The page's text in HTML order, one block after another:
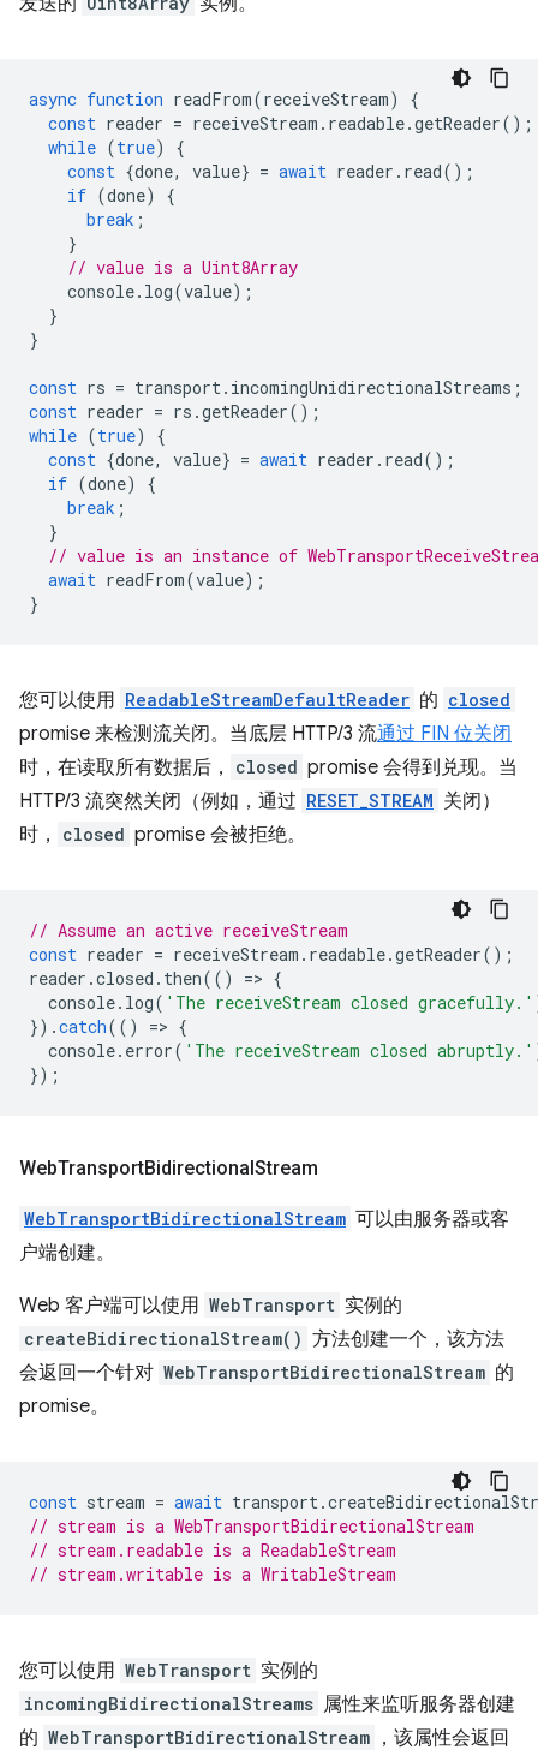
async function readFrom(receiveStream)
{
const reader = receiveStream . readable.getReader();
while (true)
{
const {done, value} = await reader . read();
if (done)
{
break ;
}
// value is a Uint8Array
console. log(value);
}
}
const rs = transport. incomingUnidirectionalStreams ;
const reader = rs .getReader();
while (true)
{
const {done, value} = await reader . read();
if (done)
{
break ;
}
// value is an instance of
await readFrom(value);
}
您可以使用 ReadableStreamDefaultReader 的 closed
promise 来检测流关闭。当底层 HTTP/3 流通过 FIN 位关闭
时，在读取所有数据后，
closed promise 会得到兑现。当
HTTP/3 流突然关闭（例如，通过 RESET_STREAM 关闭）
时，
closed promise 会被拒绝。
// Assume an active receiveStream
const reader = receiveStream . readable.getReader();
reader .closed . then(() => {
console. log( 'The receiveStream closed gracefully.'
}).catch(() => {
console. error( 'The receiveStream closed abruptly.'
});
WebTransportBidirectionalStream
WebTransportBidirectionalStream 可以由服务器或客
户端创建。
Web 客户端可以使用 WebTransport 实例的
createBidirectionalStream() 方法创建一个，该方法
会返回一个针对 WebTransportBidirectionalStream 的
promise。
const stream = await transport.
// stream is a WebTransportBidirectionalStream
// stream.readable is a ReadableStream
// stream.writable is a WritableStream
您可以使用 WebTransport 实例的
incomingBidirectionalStreams 属性来监听服务器创建
的 WebTransportBidirectionalStream ，该属性会返回